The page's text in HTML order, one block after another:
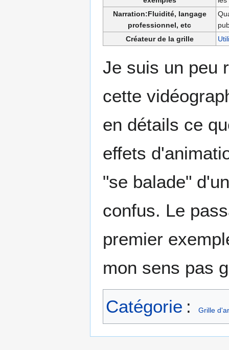
Narration:Fluidité, langage
professionnel, etc
Créateur de la grille
Je suis un peu
cette
en détails ce
effets
"se balade"
confus. Le
premier
mon sens pas
Catégorie : Grille